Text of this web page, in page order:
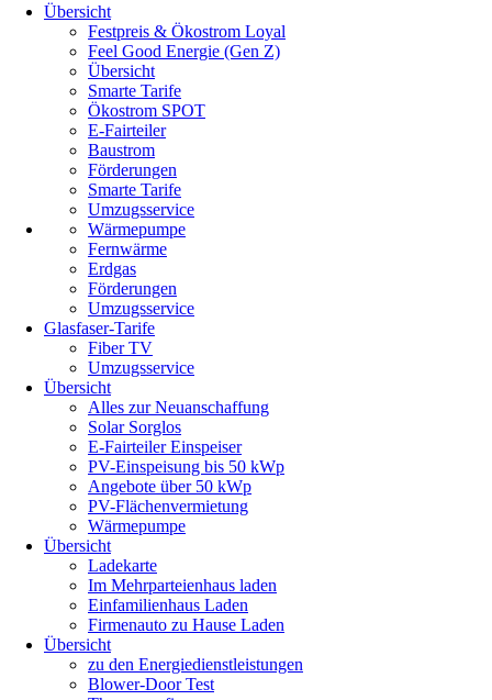
Übersicht
Festpreis & Ökostrom Loyal
Feel Good Energie (Gen Z)
Übersicht
Smarte Tarife
Ökostrom SPOT
E-Fairteiler
Baustrom
Förderungen
Smarte Tarife
Umzugsservice
Wärmepumpe
Fernwärme
Erdgas
Förderungen
Umzugsservice
Glasfaser-Tarife
Fiber TV
Umzugsservice
Übersicht
Alles zur Neuanschaffung
Solar Sorglos
E-Fairteiler Einspeiser
PV-Einspeisung bis 50 kWp
Angebote über 50 kWp
PV-Flächenvermietung
Wärmepumpe
Übersicht
Ladekarte
Im Mehrparteienhaus laden
Einfamilienhaus Laden
Firmenauto zu Hause Laden
Übersicht
zu den Energiedienstleistungen
Blower-Door Test